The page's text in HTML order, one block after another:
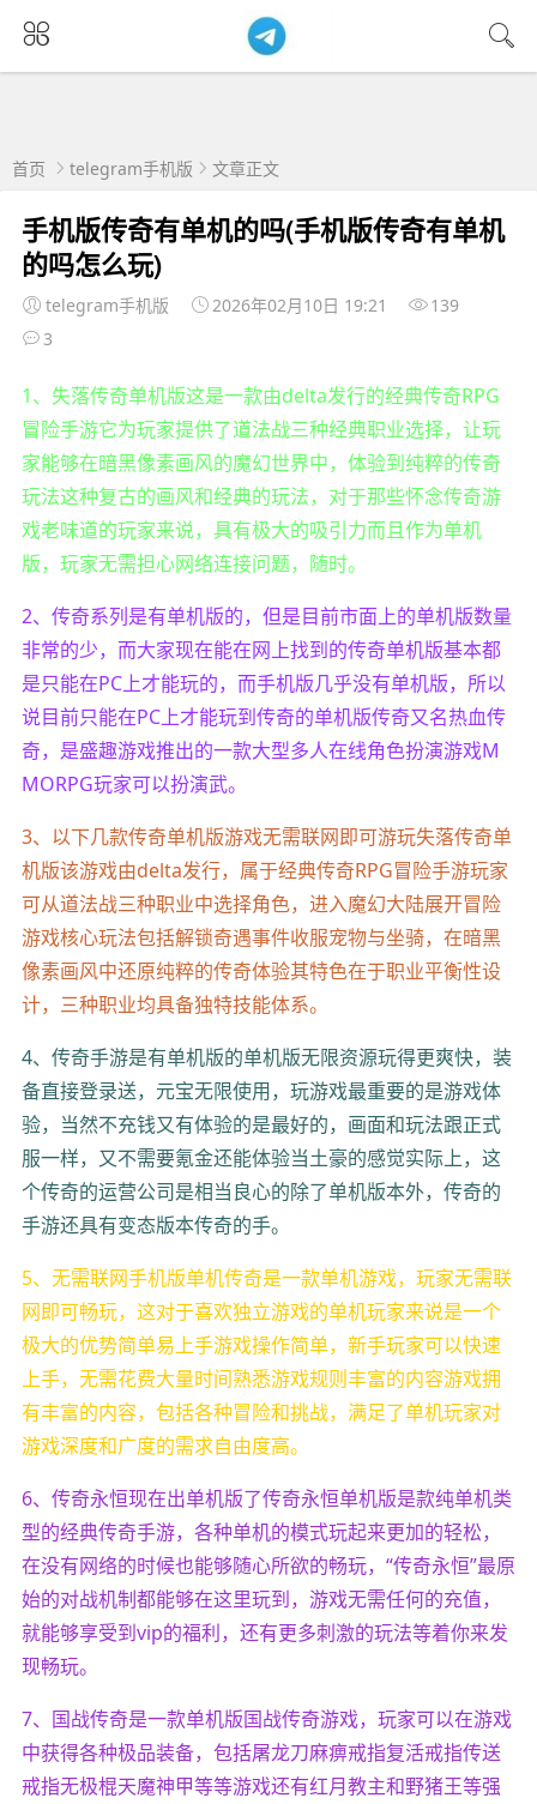
首页 telegram手机版 文章正文
手机版传奇有单机的吗(手机版传奇有单机
的吗怎么玩)
telegram手机版 2026年02月10日 19:21
139
3
1、失落传奇单机版这是一款由delta发行的经典传奇RPG
冒险手游它为玩家提供了道法战三种经典职业选择，让玩
家能够在暗黑像素画风的魔幻世界中，体验到纯粹的传奇
玩法这种复古的画风和经典的玩法，对于那些怀念传奇游
戏老味道的玩家来说，具有极大的吸引力而且作为单机
版，玩家无需担心网络连接问题，随时。
2、传奇系列是有单机版的，但是目前市面上的单机版数量
非常的少，而大家现在能在网上找到的传奇单机版基本都
是只能在PC上才能玩的，而手机版几乎没有单机版，所以
说目前只能在PC上才能玩到传奇的单机版传奇又名热血传
奇，是盛趣游戏推出的一款大型多人在线角色扮演游戏M
MORPG玩家可以扮演武。
3、以下几款传奇单机版游戏无需联网即可游玩失落传奇单
机版该游戏由delta发行，属于经典传奇RPG冒险手游玩家
可从道法战三种职业中选择角色，进入魔幻大陆展开冒险
游戏核心玩法包括解锁奇遇事件收服宠物与坐骑，在暗黑
像素画风中还原纯粹的传奇体验其特色在于职业平衡性设
计，三种职业均具备独特技能体系。
4、传奇手游是有单机版的单机版无限资源玩得更爽快，装
备直接登录送，元宝无限使用，玩游戏最重要的是游戏体
验，当然不充钱又有体验的是最好的，画面和玩法跟正式
服一样，又不需要氪金还能体验当土豪的感觉实际上，这
个传奇的运营公司是相当良心的除了单机版本外，传奇的
手游还具有变态版本传奇的手。
5、无需联网手机版单机传奇是一款单机游戏，玩家无需联
网即可畅玩，这对于喜欢独立游戏的单机玩家来说是一个
极大的优势简单易上手游戏操作简单，新手玩家可以快速
上手，无需花费大量时间熟悉游戏规则丰富的内容游戏拥
有丰富的内容，包括各种冒险和挑战，满足了单机玩家对
游戏深度和广度的需求自由度高。
6、传奇永恒现在出单机版了传奇永恒单机版是款纯单机类
型的经典传奇手游，各种单机的模式玩起来更加的轻松，
在没有网络的时候也能够随心所欲的畅玩，“传奇永恒”最原
始的对战机制都能够在这里玩到，游戏无需任何的充值，
就能够享受到vip的福利，还有更多刺激的玩法等着你来发
现畅玩。
7、国战传奇是一款单机版国战传奇游戏，玩家可以在游戏
中获得各种极品装备，包括屠龙刀麻痹戒指复活戒指传送
戒指无极棍天魔神甲等等游戏还有红月教主和野猪王等强